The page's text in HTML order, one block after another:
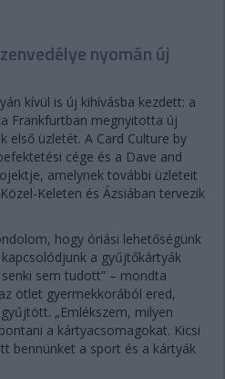
nyomán új
kívül is új kihívásba kezdett: a
Frankfurtban megnyitotta új
első üzletét. A Card Culture by
cége és a Dave and
amelynek további üzleteit
Keleten és Ázsiában tervezik
hogy óriási lehetőségünk
a gyűjtőkártyák
sem tudott” – mondta
ötlet gyermekkorából ered,
„Emlékszem, milyen
a kártyacsomagokat. Kicsi
bennünket a sport és a kártyák